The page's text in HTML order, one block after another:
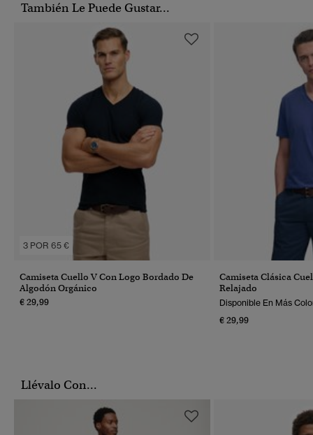
También Le Puede Gustar...
3 POR 65 €
Camiseta Cuello V Con Logo Bordado De
Algodón Orgánico
€ 29,99
Camiseta Clásica
Relajado
Disponible En Más
€ 29,99
Llévalo Con...